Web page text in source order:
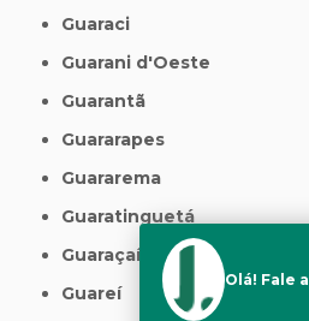
Guaraci
Guarani d'Oeste
Guarantã
Guararapes
Guararema
Guaratinguetá
Guaraçaí
Guareí
Olá! Fale